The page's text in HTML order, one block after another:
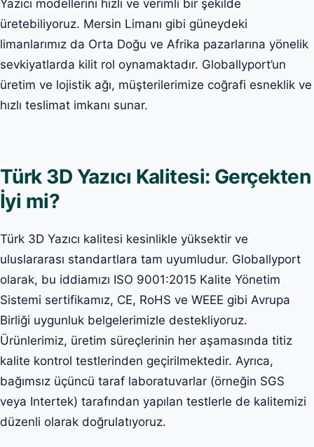
Yazıcı modellerini hızlı ve verimli bir şekilde
üretebiliyoruz. Mersin Limanı gibi güneydeki
limanlarımız da Orta Doğu ve Afrika pazarlarına yönelik
sevkiyatlarda kilit rol oynamaktadır. Globallyport’un
üretim ve lojistik ağı, müşterilerimize coğrafi esneklik ve
hızlı teslimat imkanı sunar.
Türk 3D Yazıcı Kalitesi: Gerçekten
İyi mi?
Türk 3D Yazıcı kalitesi kesinlikle yüksektir ve
uluslararası standartlara tam uyumludur. Globallyport
olarak, bu iddiamızı ISO 9001:2015 Kalite Yönetim
Sistemi sertifikamız, CE, RoHS ve WEEE gibi Avrupa
Birliği uygunluk belgelerimizle destekliyoruz.
Ürünlerimiz, üretim süreçlerinin her aşamasında titiz
kalite kontrol testlerinden geçirilmektedir. Ayrıca,
bağımsız üçüncü taraf laboratuvarlar (örneğin SGS
veya Intertek) tarafından yapılan testlerle de kalitemizi
düzenli olarak doğrulatıyoruz.